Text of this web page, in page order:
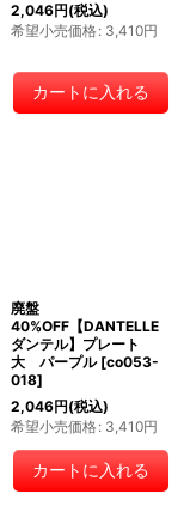
2,046円(税込)
希望小売価格: 3,410円
カートに入れる
廃盤
40%OFF【DANTELLE
ダンテル】プレート
大 パープル [co053-
018]
2,046円(税込)
希望小売価格: 3,410円
カートに入れる